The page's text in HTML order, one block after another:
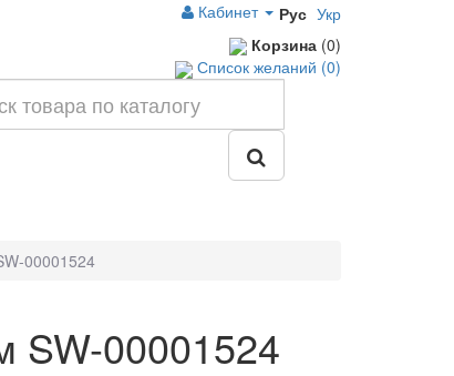
Рус Укр
Кабинет
Корзина (0)
Список желаний (0)
00001524
SW-00001524